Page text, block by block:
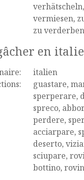
vermiesen,
zu verderben
en
italien
guastare,
sperperare,
spreco,
perdere,
acciarpare,
deserto,
sciupare,
bottino,